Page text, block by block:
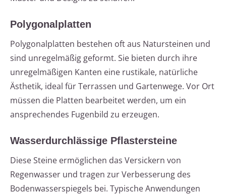
Polygonalplatten
Polygonalplatten bestehen oft aus Natursteinen und
sind unregelmäßig geformt. Sie bieten durch ihre
unregelmäßigen Kanten eine rustikale, natürliche
Ästhetik, ideal für Terrassen und Gartenwege. Vor Ort
müssen die Platten bearbeitet werden, um ein
ansprechendes Fugenbild zu erzeugen.
Wasserdurchlässige Pflastersteine
Diese Steine ermöglichen das Versickern von
Regenwasser und tragen zur Verbesserung des
Bodenwasserspiegels bei. Typische Anwendungen